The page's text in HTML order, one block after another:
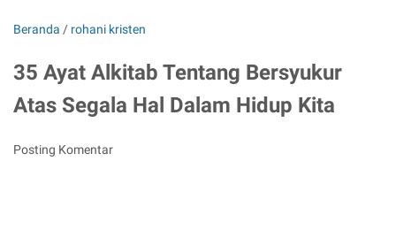
Beranda / rohani kristen
35 Ayat Alkitab Tentang Bersyukur
Atas Segala Hal Dalam Hidup Kita
Posting Komentar